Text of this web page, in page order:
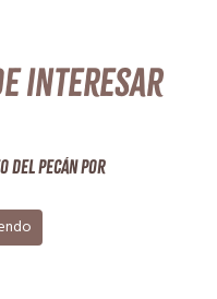
interesar
DEL PECÁN POR